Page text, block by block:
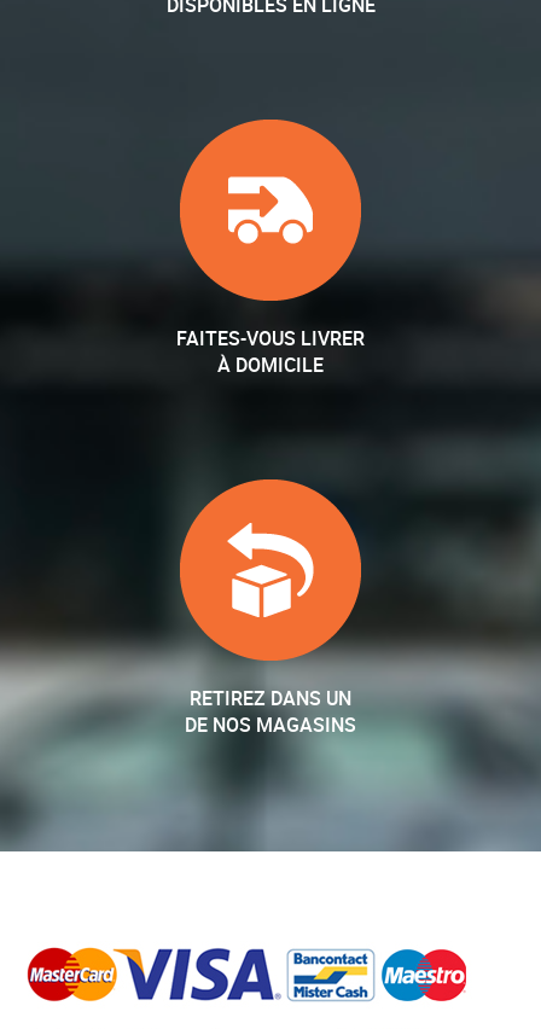
FAITES-VOUS LIVRER
À DOMICILE
RETIREZ DANS UN
DE NOS MAGASINS